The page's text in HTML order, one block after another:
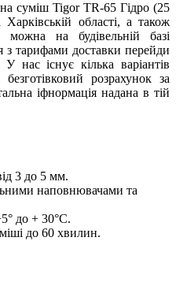
суміш Tigor TR-65 Гідро (25
області, а також
можна на будівельній базі
тарифами доставки перейди
нас існує кілька варіантів
розрахунок за
іфнормація надана в тій
3 до 5 мм.
наповнювачами та
до + 30°C.
до 60 хвилин.